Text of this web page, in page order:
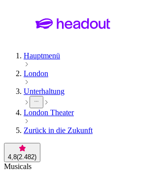
Hauptmenü
London
Unterhaltung
London Theater
Zurück in die Zukunft
4,8(2.482)
Musicals